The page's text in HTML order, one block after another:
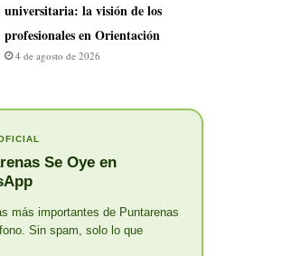
universitaria: la visión de los
profesionales en Orientación
4 de agosto de 2026
Se Oye en
más importantes de Puntarenas
Sin spam, solo lo que